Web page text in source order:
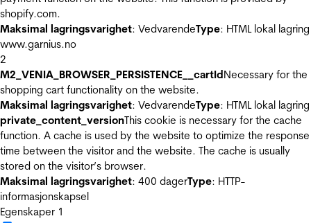
shopify.com.
Maksimal lagringsvarighet: VedvarendeType: HTML lokal lagring
www.garnius.no
2
M2_VENIA_BROWSER_PERSISTENCE__cartIdNecessary for the
shopping cart functionality on the website.
Maksimal lagringsvarighet: VedvarendeType: HTML lokal lagring
private_content_versionThis cookie is necessary for the cache
function. A cache is used by the website to optimize the response
time between the visitor and the website. The cache is usually
stored on the visitor’s browser.
Maksimal lagringsvarighet: 400 dagerType: HTTP-
informasjonskapsel
Egenskaper 1